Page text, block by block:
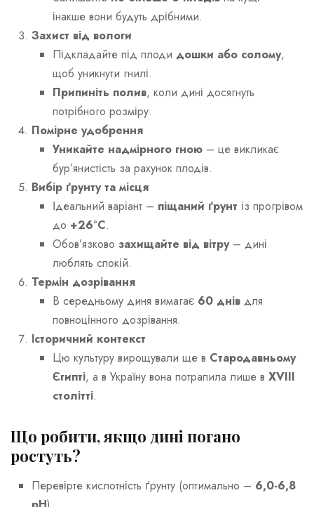
інакше вони будуть дрібними.
Захист від вологи
Підкладайте під плоди дошки або солому,
щоб уникнути гнилі.
Припиніть полив, коли дині досягнуть
потрібного розміру.
Помірне удобрення
Уникайте надмірного гною – це викликає
бур’янистість за рахунок плодів.
Вибір ґрунту та місця
Ідеальний варіант – піщаний ґрунт із прогрівом
до +26°C.
Обов’язково захищайте від вітру– дині
люблять спокій.
Термін дозрівання
В середньому диня вимагає 60 днів для
повноцінного дозрівання.
Історичний контекст
Цю культуру вирощували ще в Стародавньому
Єгипті, а в Україну вона потрапила лише в XVIII
столітті.
Що робити, якщо дині погано
ростуть?
Перевірте кислотність ґрунту (оптимально – 6,0-6,8